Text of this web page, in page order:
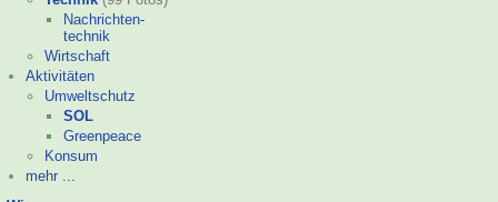
Nachrichten-
technik
Wirtschaft
Aktivitäten
Umweltschutz
SOL
Greenpeace
Konsum
mehr ...